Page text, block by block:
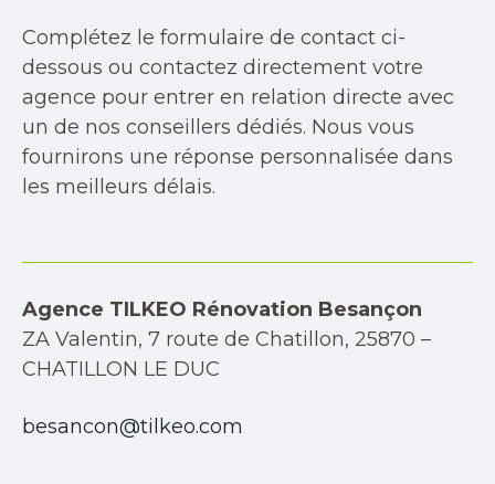
Complétez le formulaire de contact ci-
dessous ou contactez directement votre
agence pour entrer en relation directe avec
un de nos conseillers dédiés. Nous vous
fournirons une réponse personnalisée dans
les meilleurs délais.
Agence TILKEO Rénovation Besançon
ZA Valentin, 7 route de Chatillon, 25870 –
CHATILLON LE DUC
besancon@tilkeo.com